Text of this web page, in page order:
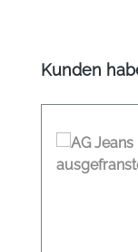
Kunden